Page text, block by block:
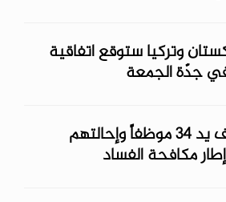
وتركيا ستوقع اتفاقية
جدّة الجمعة
وزير المالية: كف يد 34 موظفاً وإحالتهم
مكافحة الفساد